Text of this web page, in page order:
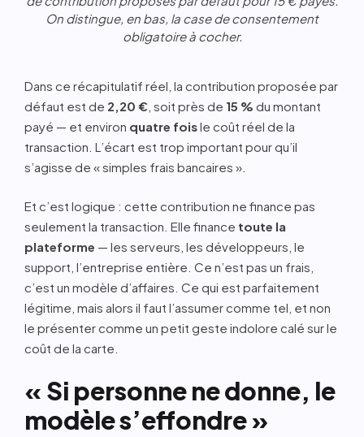
On distingue, en bas, la case de consentement
obligatoire à cocher.
Dans ce récapitulatif réel, la contribution proposée par
défaut est de 2,20 € , soit près de 15 % du montant
payé — et environ quatre foisle coût réel de la
transaction. L’écart est trop important pour qu’il
s’agisse de « simples frais bancaires ».
Et c’est logique : cette contribution ne finance pas
seulement la transaction. Elle finance toute la
plateforme — les serveurs, les développeurs, le
support, l’entreprise entière. Ce n’est pas un frais,
c’est un modèle d’affaires. Ce qui est parfaitement
légitime, mais alors il faut l’assumer comme tel, et non
le présenter comme un petit geste indolore calé sur le
coût de la carte.
« Si personne ne donne, le
modèle s’effondre »